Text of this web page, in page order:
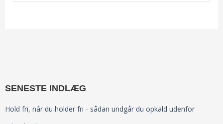
Tekst-til-tale er AI direkte i dit telefonsystem
Den europæiske udbyder af
kommunikationsløsninger Dstny opkøber Flexfone i
Brugervenlig erhvervstelefoni
telefoniløsning
Bordtelefoni(2)
SENESTE INDLÆG
Hold fri, når du holder fri - sådan undgår du opkald udenfor